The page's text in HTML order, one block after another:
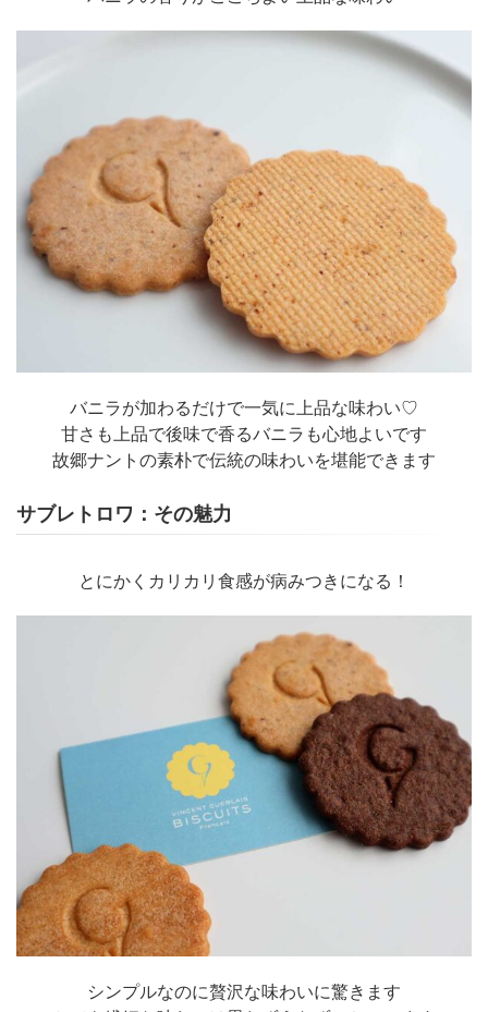
バニラが加わるだけで一気に上品な味わい♡
甘さも上品で後味で香るバニラも心地よいです
故郷ナントの素朴で伝統の味わいを堪能できます
サブレトロワ：その魅力
とにかくカリカリ食感が病みつきになる！
シンプルなのに贅沢な味わいに驚きます